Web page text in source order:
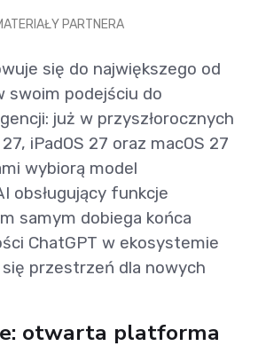
PARTNERA
się do największego od
swoim podejściu do
już w przyszłorocznych
iPadOS 27 oraz macOS 27
wybiorą model
obsługujący funkcje
samym dobiega końca
ChatGPT w ekosystemie
przestrzeń dla nowych
otwarta platforma